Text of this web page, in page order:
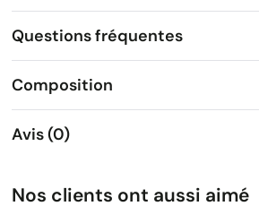
Questions fréquentes
Composition
Avis (0)
Nos clients ont aussi aimé